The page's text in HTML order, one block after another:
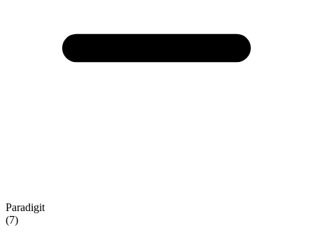
Paradigit
(7)